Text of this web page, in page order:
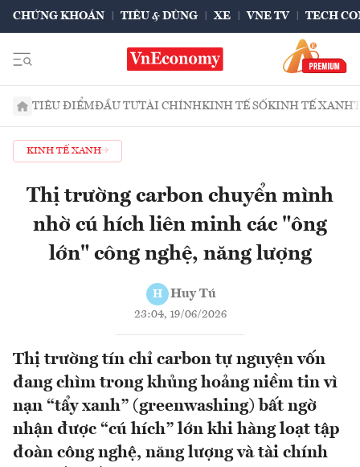
CHỨNG KHOÁN TIÊU & DÙNG XE VNE TV TECH
TIÊU ĐIỂMĐẦU TƯTÀI CHÍNHKINH TẾ SỐKINH TẾ XANH
KINH TẾ XANH
Thị trường carbon chuyển mình
nhờ cú hích liên minh các "ông
lớn" công nghệ, năng lượng
H Huy Tú
23:04, 19/06/2026
Thị trường tín chỉ carbon tự nguyện vốn
đang chìm trong khủng hoảng niềm tin vì
nạn “tẩy xanh” (greenwashing) bất ngờ
nhận được “cú hích” lớn khi hàng loạt tập
đoàn công nghệ, năng lượng và tài chính